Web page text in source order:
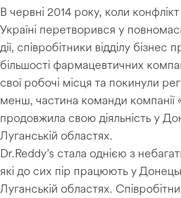
В червні 2014 року, коли конфлікт
Україні перетворився у
дії, співробітники відділу бізнес
більшості фармацевтичних
свої робочі місця та покинули
менш, частина команди компанії
продовжила свою діяльність у
Луганській областях.
Dr.Reddy’s стала однією з
які до сих пір працюють у
Луганській областях.